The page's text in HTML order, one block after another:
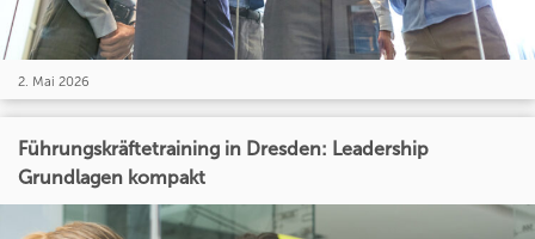
2. Mai 2026
Führungskräftetraining in Dresden: Leadership
Grundlagen kompakt